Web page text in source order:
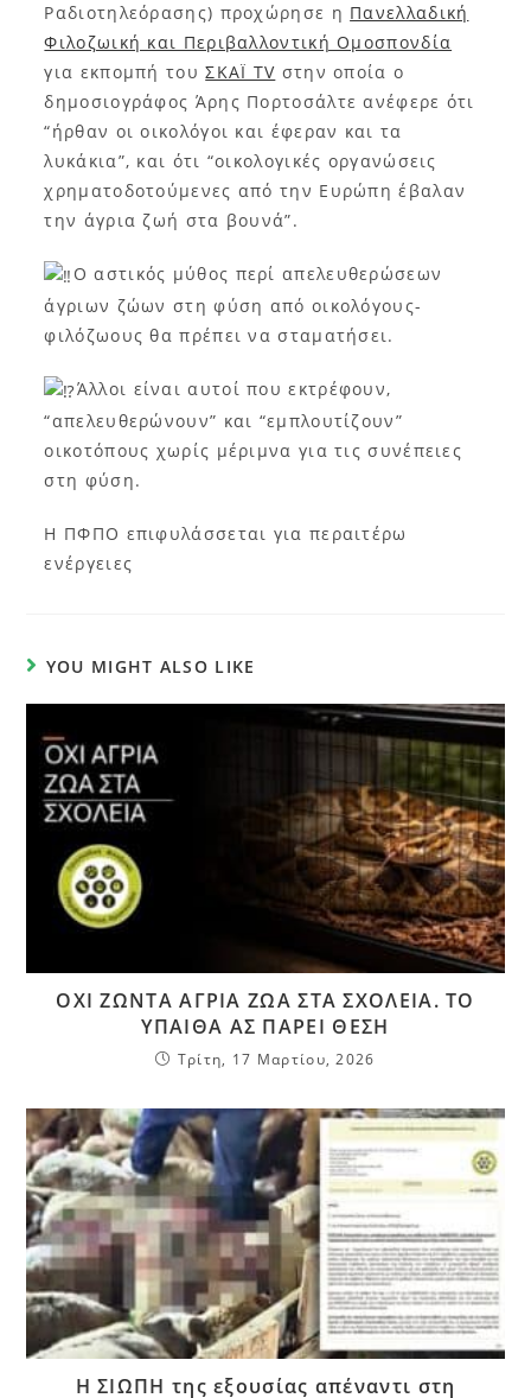
Ραδιοτηλεόρασης) προχώρησε η Πανελλαδική
Φιλοζωική και Περιβαλλοντική Ομοσπονδία
για εκπομπή τουΣΚΑΪ ΤV στην οποία ο
δημοσιογράφος Άρης Πορτοσάλτε ανέφερε ότι
“ήρθαν οι οικολόγοι και έφεραν και τα
λυκάκια”, και ότι “οικολογικές οργανώσεις
χρηματοδοτούμενες από την Ευρώπη έβαλαν
την άγρια ζωή στα βουνά”.
Ο αστικός μύθος περί απελευθερώσεων
άγριων ζώων στη φύση από οικολόγους-
φιλόζωους θα πρέπει να σταματήσει.
Άλλοι είναι αυτοί που εκτρέφουν,
“απελευθερώνουν” και “εμπλουτίζουν”
οικοτόπους χωρίς μέριμνα για τις συνέπειες
στη φύση.
Η ΠΦΠΟ επιφυλάσσεται για περαιτέρω
ενέργειες
YOU MIGHT ALSO LIKE
ΟΧΙ ΖΩΝΤΑ ΑΓΡΙΑ ΖΩΑ ΣΤΑ ΣΧΟΛΕΙΑ. ΤΟ
ΥΠΑΙΘΑ ΑΣ ΠΑΡΕΙ ΘΕΣΗ
Τρίτη, 17 Μαρτίου, 2026
Η ΣΙΩΠΗ της εξουσίας απέναντι στη